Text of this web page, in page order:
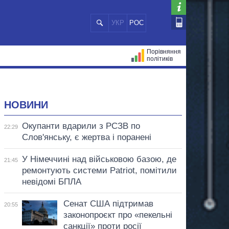
УКР РОС
Порівняння
політиків
НОВИНИ
22:29
Окупанти вдарили з РСЗВ по
Слов'янську, є жертва і поранені
21:45
У Німеччині над військовою базою, де
ремонтують системи Patriot, помітили
невідомі БПЛА
20:55
Сенат США підтримав
законопроєкт про «пекельні
санкції» проти росії